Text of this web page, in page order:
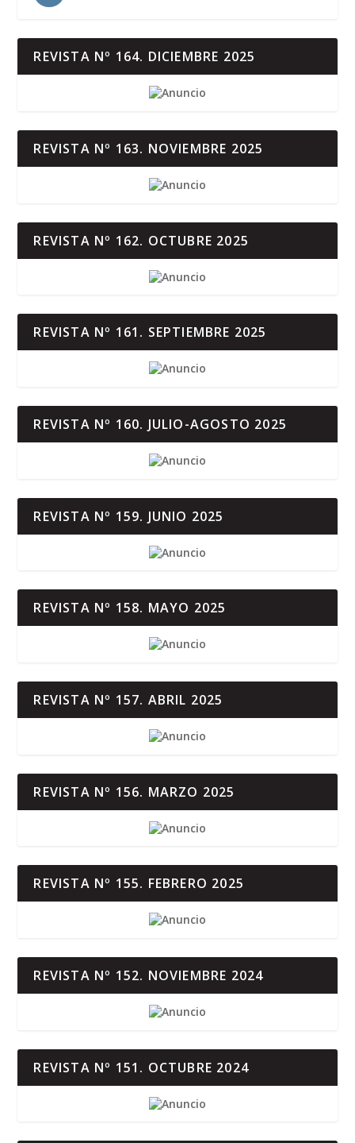
REVISTA Nº 164. DICIEMBRE 2025
REVISTA Nº 163. NOVIEMBRE 2025
REVISTA Nº 162. OCTUBRE 2025
REVISTA Nº 161. SEPTIEMBRE 2025
REVISTA Nº 160. JULIO-AGOSTO 2025
REVISTA Nº 159. JUNIO 2025
REVISTA Nº 158. MAYO 2025
REVISTA Nº 157. ABRIL 2025
REVISTA Nº 156. MARZO 2025
REVISTA Nº 155. FEBRERO 2025
REVISTA Nº 152. NOVIEMBRE 2024
REVISTA Nº 151. OCTUBRE 2024